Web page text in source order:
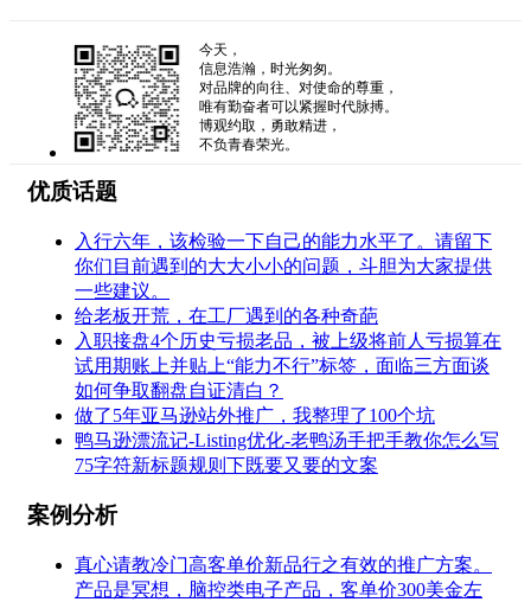
今天，
信息浩瀚，时光匆匆。
对品牌的向往、对使命的尊重，
唯有勤奋者可以紧握时代脉搏。
博观约取，勇敢精进，
不负青春荣光。
优质话题
入行六年，该检验一下自己的能力水平了。请留下
你们目前遇到的大大小小的问题，斗胆为大家提供
一些建议。
给老板开荒，在工厂遇到的各种奇葩
入职接盘4个历史亏损老品，被上级将前人亏损算在
试用期账上并贴上“能力不行”标签，面临三方面谈
如何争取翻盘自证清白？
做了5年亚马逊站外推广，我整理了100个坑
鸭马逊漂流记-Listing优化-老鸭汤手把手教你怎么写
75字符新标题规则下既要又要的文案
案例分析
真心请教冷门高客单价新品行之有效的推广方案。
产品是冥想，脑控类电子产品，客单价300美金左